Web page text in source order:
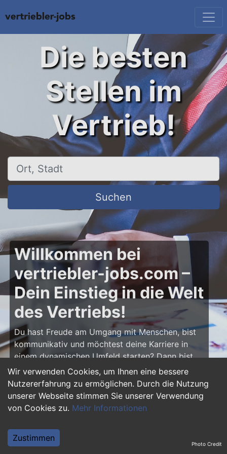
Wir verwenden Cookies, um Ihnen eine bessere
Nutzererfahrung zu ermöglichen. Durch die Nutzung
unserer Webseite stimmen Sie unserer Verwendung
von Cookies zu. Mehr Informationen
Zustimmen
Die besten
Stellen im
Vertrieb!
Ort, Stadt
Suchen
Willkommen bei
vertriebler-jobs.com –
Dein Einstieg in die Welt
des Vertriebs!
Du hast Freude am Umgang mit Menschen, bist
kommunikativ und möchtest deine Karriere in
einem dynamischen Umfeld starten? Dann bist
du aufvertriebler-jobs.comgenau richtig! Hier
findest du zahlreiche Ausbildungsplätze und
Einstiegsjobs im Vertrieb – von klassischen
Vertriebspositionen über Außendienst bis hin zu
Vertriebler und entwickle deine Talente!
Photo Credit